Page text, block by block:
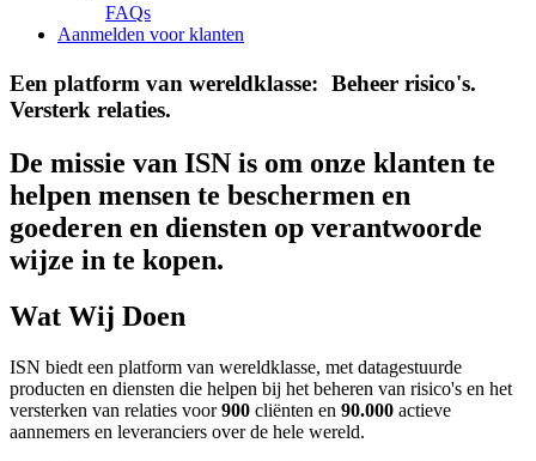
FAQs
Aanmelden voor klanten
Een platform van wereldklasse: Beheer risico's.
Versterk relaties.
De missie van ISN is om onze klanten te
helpen mensen te beschermen en
goederen en diensten op verantwoorde
wijze in te kopen.
Wat Wij Doen
ISN biedt een platform van wereldklasse, met datagestuurde
producten en diensten die helpen bij het beheren van risico's en het
versterken van relaties voor900 cliënten en 90.000 actieve
aannemers en leveranciers over de hele wereld.